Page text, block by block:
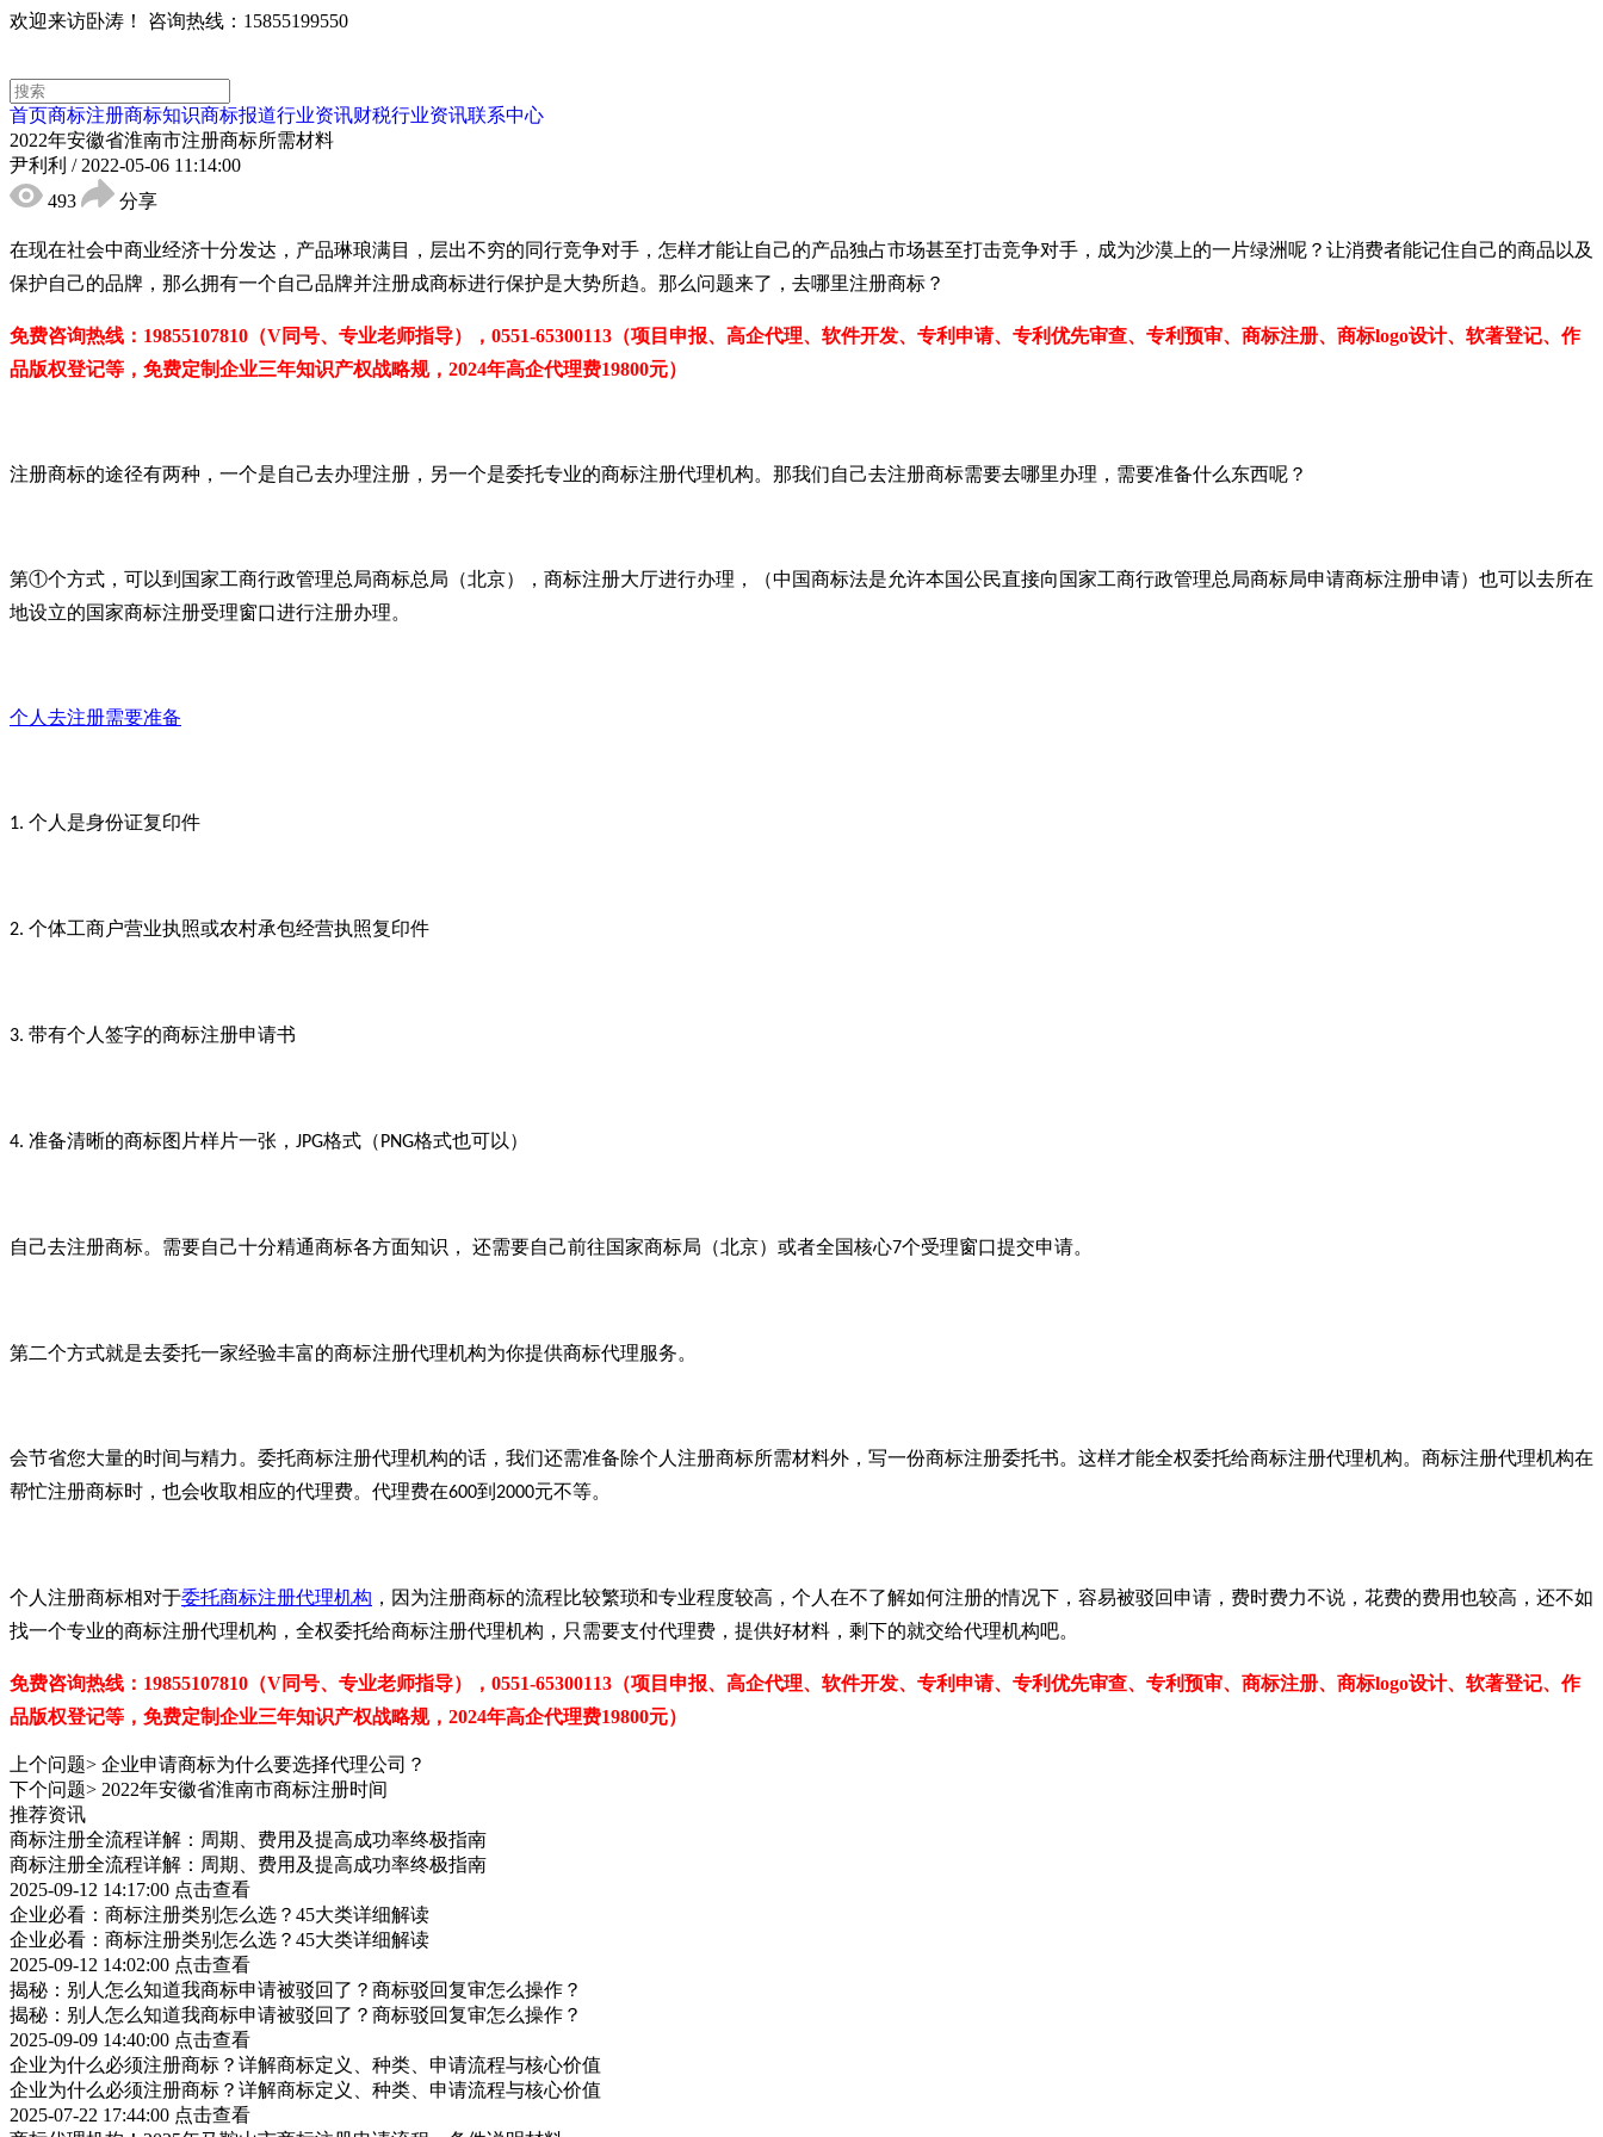
欢迎来访卧涛！ 咨询热线：15855199550
首页商标注册商标知识商标报道行业资讯财税行业资讯联系中心
2022年安徽省淮南市注册商标所需材料
尹利利 / 2022-05-06 11:14:00
493
分享
在现在社会中商业经济十分发达，产品琳琅满目，层出不穷的同行竞争对手，怎样才能让自己的产品独占市场甚至打击竞争对手，成为沙漠上的一片绿洲呢？让消费者能记住自己的商品以及
保护自己的品牌，那么拥有一个自己品牌并注册成商标进行保护是大势所趋。那么问题来了，去哪里注册商标？
免费咨询热线： 19855107810（V同号、专业老师指导），0551-65300113（项目申报、高企代理、软件开发、专利申请、专利优先审查、专利预审、商标注册、商标logo设计、软著登记、作
品版权登记等，免费定制企业三年知识产权战略规，2024年高企代理费19800元）
注册商标的途径有两种，一个是自己去办理注册，另一个是委托专业的商标注册代理机构。那我们自己去注册商标需要去哪里办理，需要准备什么东西呢？
第①个方式，可以到国家工商行政管理总局商标总局（北京），商标注册大厅进行办理，（中国商标法是允许本国公民直接向国家工商行政管理总局商标局申请商标注册申请）也可以去所在
地设立的国家商标注册受理窗口进行注册办理。
个人去注册需要准备
1. 个人是身份证复印件
2. 个体工商户营业执照或农村承包经营执照复印件
3. 带有个人签字的商标注册申请书
4. 准备清晰的商标图片样片一张， JPG格式（ PNG格式也可以）
自己去注册商标。需要自己十分精通商标各方面知识， 还需要自己前往国家商标局（北京）或者全国核心7个受理窗口提交申请。
第二个方式就是去委托一家经验丰富的商标注册代理机构为你提供商标代理服务。
会节省您大量的时间与精力。委托商标注册代理机构的话，我们还需准备除个人注册商标所需材料外，写一份商标注册委托书。这样才能全权委托给商标注册代理机构。商标注册代理机构在
帮忙注册商标时，也会收取相应的代理费。代理费在600到 2000元不等。
个人注册商标相对于委托商标注册代理机构 ，因为注册商标的流程比较繁琐和专业程度较高，个人在不了解如何注册的情况下，容易被驳回申请，费时费力不说，花费的费用也较高，还不如
找一个专业的商标注册代理机构，全权委托给商标注册代理机构，只需要支付代理费，提供好材料，剩下的就交给代理机构吧。
免费咨询热线： 19855107810（V同号、专业老师指导），0551-65300113（项目申报、高企代理、软件开发、专利申请、专利优先审查、专利预审、商标注册、商标logo设计、软著登记、作
品版权登记等，免费定制企业三年知识产权战略规，2024年高企代理费19800元）
上个问题> 企业申请商标为什么要选择代理公司？
下个问题> 2022年安徽省淮南市商标注册时间
推荐资讯
商标注册全流程详解：周期、费用及提高成功率终极指南
商标注册全流程详解：周期、费用及提高成功率终极指南
2025-09-12 14:17:00 点击查看
企业必看：商标注册类别怎么选？45大类详细解读
企业必看：商标注册类别怎么选？45大类详细解读
2025-09-12 14:02:00 点击查看
揭秘：别人怎么知道我商标申请被驳回了？商标驳回复审怎么操作？
揭秘：别人怎么知道我商标申请被驳回了？商标驳回复审怎么操作？
2025-09-09 14:40:00 点击查看
企业为什么必须注册商标？详解商标定义、种类、申请流程与核心价值
企业为什么必须注册商标？详解商标定义、种类、申请流程与核心价值
2025-07-22 17:44:00 点击查看